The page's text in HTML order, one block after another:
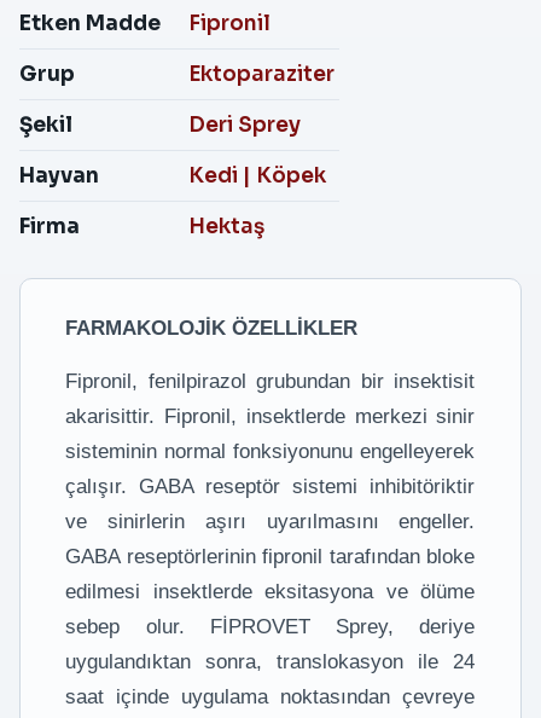
Etken Madde
Fipronil
Grup
Ektoparaziter
Şekil
Deri Sprey
Hayvan
Kedi
Köpek
Firma
Hektaş
FARMAKOLOJİK ÖZELLİKLER
Fipronil, fenilpirazol grubundan bir insektisit
akarisittir. Fipronil, insektlerde merkezi sinir
sisteminin normal fonksiyonunu engelleyerek
çalışır. GABA reseptör sistemi inhibitöriktir
ve sinirlerin aşırı uyarılmasını engeller.
GABA reseptörlerinin fipronil tarafından bloke
edilmesi insektlerde eksitasyona ve ölüme
sebep olur. FİPROVET Sprey, deriye
uygulandıktan sonra, translokasyon ile 24
saat içinde uygulama noktasından çevreye